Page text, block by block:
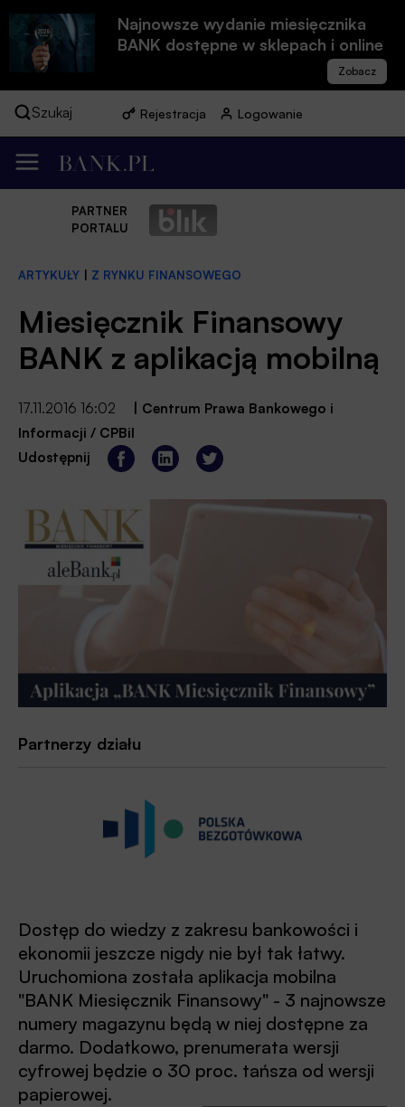
Najnowsze wydanie miesięcznika
BANK dostępne w sklepach i online
Szukaj Rejestracja Logowanie
PARTNER
PORTALU
ARTYKUŁY Z RYNKU FINANSOWEGO
Miesięcznik Finansowy
BANK z aplikacją mobilną
17.11.2016 16:02
Centrum Prawa Bankowego i
Informacji / CPBiI
Udostępnij
Partnerzy działu
Dostęp do wiedzy z zakresu bankowości i
ekonomii jeszcze nigdy nie był tak łatwy.
Uruchomiona została aplikacja mobilna
"BANK Miesięcznik Finansowy" - 3 najnowsze
numery magazynu będą w niej dostępne za
darmo. Dodatkowo, prenumerata wersji
cyfrowej będzie o 30 proc. tańsza od wersji
papierowej.